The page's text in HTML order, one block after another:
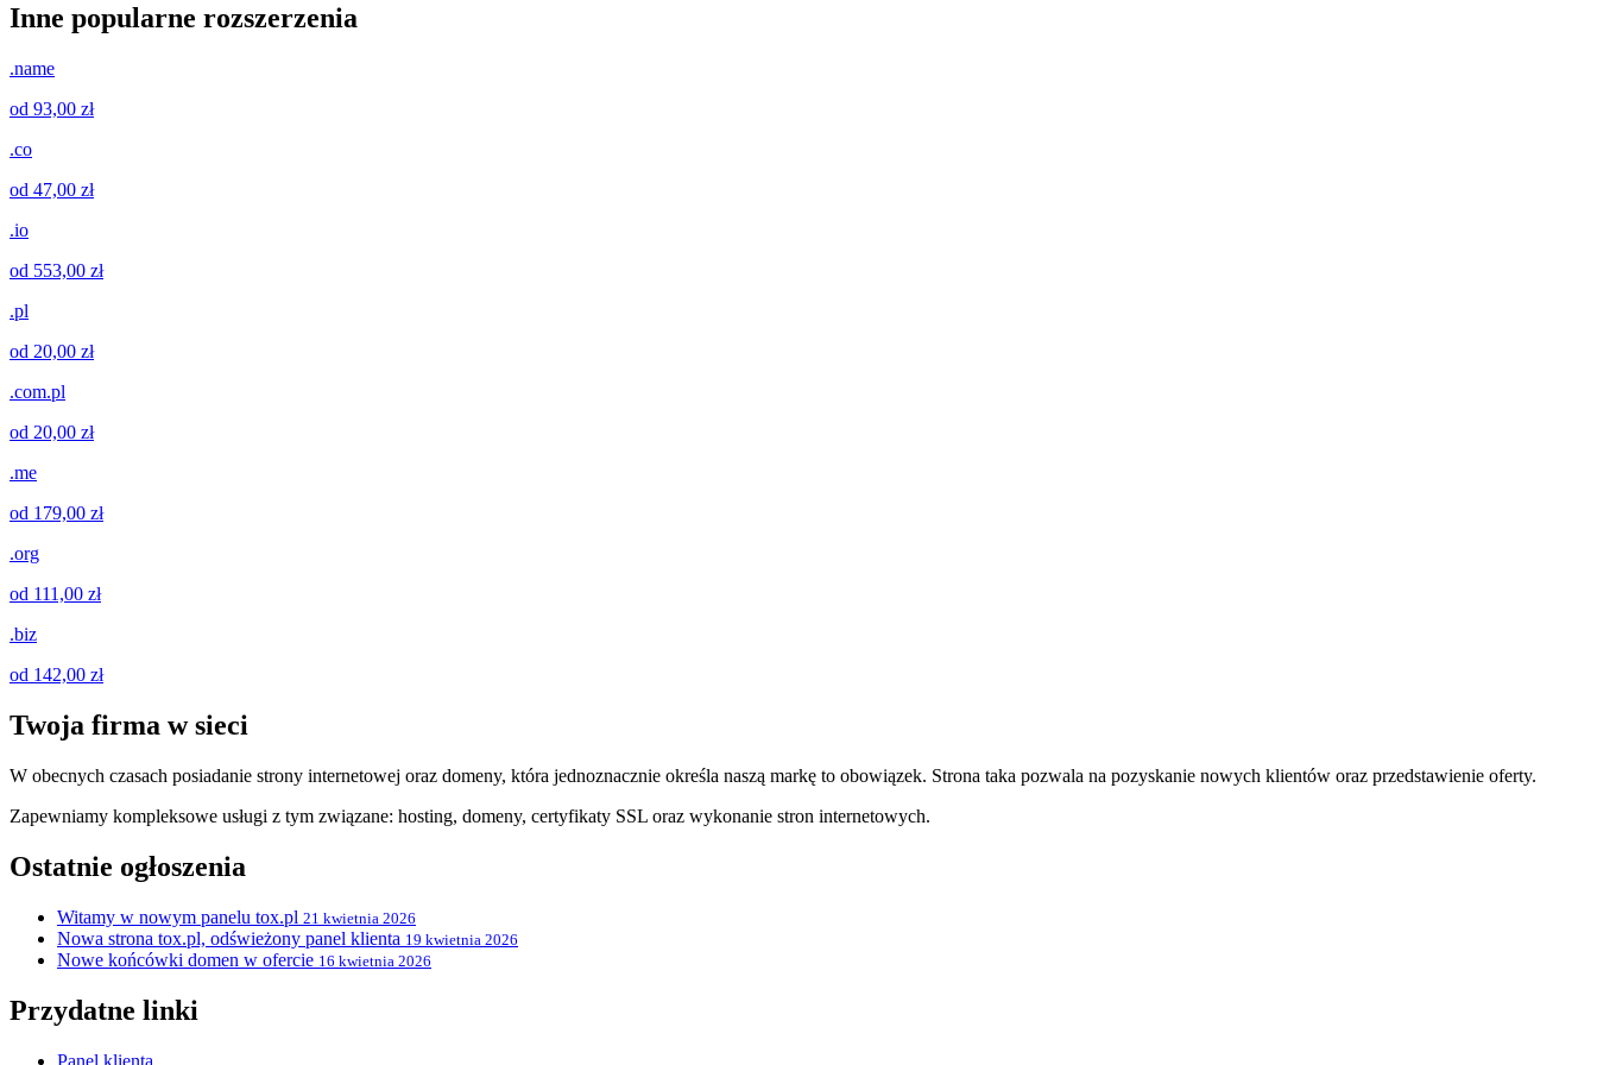
Inne popularne rozszerzenia
.name
od 93,00 zł
.co
od 47,00 zł
.io
od 553,00 zł
.pl
od 20,00 zł
.com.pl
od 20,00 zł
.me
od 179,00 zł
.org
od 111,00 zł
.biz
od 142,00 zł
Twoja firma w sieci
W obecnych czasach posiadanie strony internetowej oraz domeny, która jednoznacznie określa naszą markę to obowiązek. Strona taka pozwala na pozyskanie nowych klientów oraz przedstawienie oferty.
Zapewniamy kompleksowe usługi z tym związane: hosting, domeny, certyfikaty SSL oraz wykonanie stron internetowych.
Ostatnie ogłoszenia
Witamy w nowym panelu tox.pl 21 kwietnia 2026
Nowa strona tox.pl, odświeżony panel klienta 19 kwietnia 2026
Nowe końcówki domen w ofercie 16 kwietnia 2026
Przydatne linki
Panel klienta